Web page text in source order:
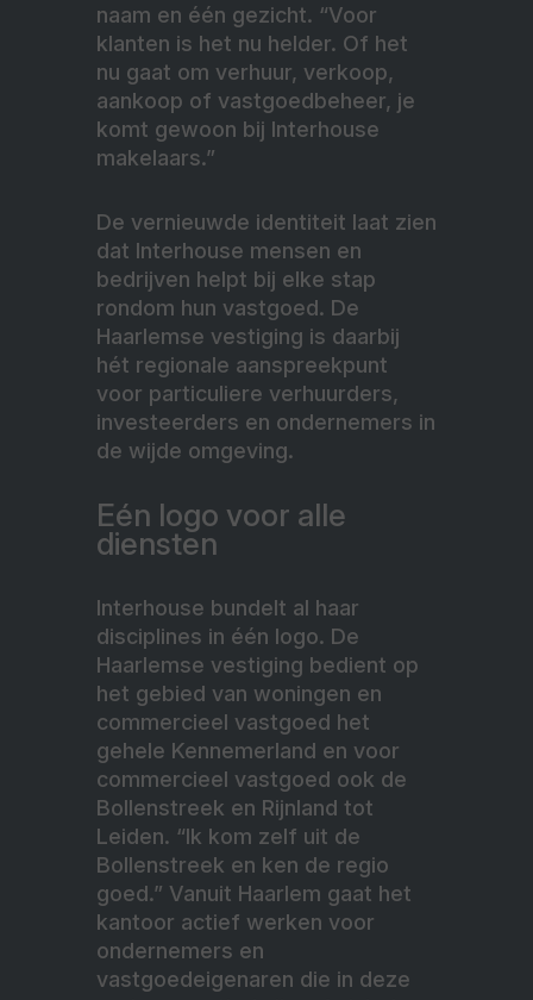
naam en één gezicht. “Voor
klanten is het nu helder. Of het
nu gaat om verhuur, verkoop,
aankoop of vastgoedbeheer, je
komt gewoon bij Interhouse
makelaars.”
De vernieuwde identiteit laat zien
dat Interhouse mensen en
bedrijven helpt bij elke stap
rondom hun vastgoed. De
Haarlemse vestiging is daarbij
hét regionale aanspreekpunt
voor particuliere verhuurders,
investeerders en ondernemers in
de wijde omgeving.
Eén logo voor alle
diensten
Interhouse bundelt al haar
disciplines in één logo. De
Haarlemse vestiging bedient op
het gebied van woningen en
commercieel vastgoed het
gehele Kennemerland en voor
commercieel vastgoed ook de
Bollenstreek en Rijnland tot
Leiden. “Ik kom zelf uit de
Bollenstreek en ken de regio
goed.” Vanuit Haarlem gaat het
kantoor actief werken voor
ondernemers en
vastgoedeigenaren die in deze